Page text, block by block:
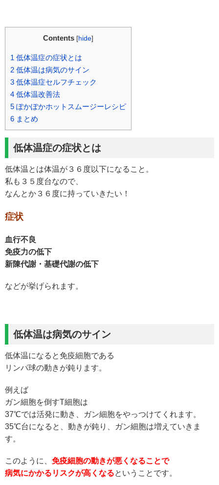
Contents [hide]
1 低体温症の症状とは
2 低体温は病気のサイン
3 低体温症セルフチェック
4 低体温改善法
5 ぽかぽかホットスムージーレシピ
6 まとめ
低体温症の症状とは
低体温とは体温が３６度以下になること。
私も３５度台なので、
なんとか３６度に持っていきたい！
症状
血行不良
免疫力の低下
新陳代謝・基礎代謝の低下
などが挙げられます。
低体温は病気のサイン
低体温になると免疫細胞である
リンパ球の動きが鈍ります。
例えば
ガン細胞を倒すT細胞は
37℃では活発に動き、ガン細胞をやっつけてくれます。
35℃台になると、動きが鈍り、ガン細胞は増えていきま
す。
このように、 免疫細胞の動きが悪くなることで
病気にかかるリスクが高くなるということです。